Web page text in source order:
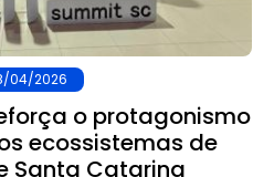
04/2026
o protagonismo
ecossistemas de
Santa Catarina